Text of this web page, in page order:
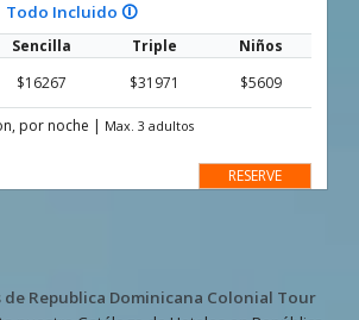
Todo Incluido 🛈
Sencilla Triple Niños
$16267 $31971 $5609
por noche | Max. 3 adultos
RESERVE
Republica Dominicana Colonial Tour